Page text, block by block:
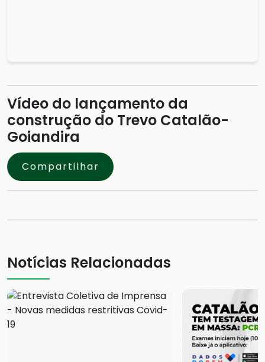
Vídeo do lançamento da
construção do Trevo Catalão-
Goiandira
Compartilhar
Notícias Relacionadas